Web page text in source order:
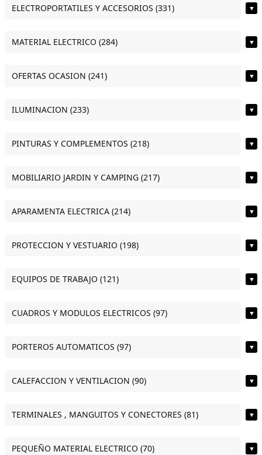
ELECTROPORTATILES Y ACCESORIOS (331) ▼
MATERIAL ELECTRICO (284) ▼
OFERTAS OCASION (241) ▼
ILUMINACION (233) ▼
PINTURAS Y COMPLEMENTOS (218) ▼
MOBILIARIO JARDIN Y CAMPING (217) ▼
APARAMENTA ELECTRICA (214) ▼
PROTECCION Y VESTUARIO (198) ▼
EQUIPOS DE TRABAJO (121) ▼
CUADROS Y MODULOS ELECTRICOS (97) ▼
PORTEROS AUTOMATICOS (97) ▼
CALEFACCION Y VENTILACION (90) ▼
TERMINALES , MANGUITOS Y CONECTORES (81) ▼
PEQUEÑO MATERIAL ELECTRICO (70) ▼